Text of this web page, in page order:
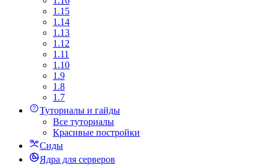
1.15
1.14
1.13
1.12
1.11
1.10
1.9
1.8
1.7
Туториалы и гайды
Все туториалы
Красивые постройки
Сиды
Ядра для серверов